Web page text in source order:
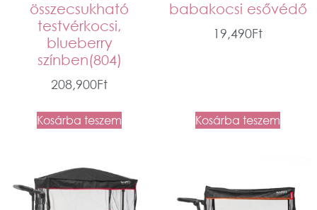
összecsukható
testvérkocsi,
blueberry
színben(804)
208,900Ft
Kosárba teszem
babakocsi esővédő
19,490Ft
Kosárba teszem